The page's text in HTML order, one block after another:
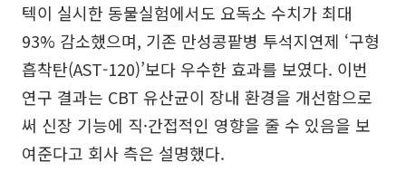
텍이 실시한 동물실험에서도 요독소 수치가 최대
93% 감소했으며, 기존 만성콩팥병 투석지연제 ‘구형
흡착탄(AST-120)’보다 우수한 효과를 보였다. 이번
연구 결과는 CBT 유산균이 장내 환경을 개선함으로
써 신장 기능에 직·간접적인 영향을 줄 수 있음을 보
여준다고 회사 측은 설명했다.